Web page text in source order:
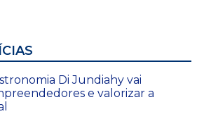
Di Jundiahy vai
e valorizar a